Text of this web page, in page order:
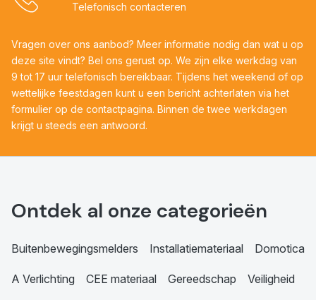
Telefonisch contacteren
Vragen over ons aanbod? Meer informatie nodig dan wat u op
deze site vindt? Bel ons gerust op. We zijn elke werkdag van
9 tot 17 uur telefonisch bereikbaar. Tijdens het weekend of op
wettelijke feestdagen kunt u een bericht achterlaten via het
formulier op de contactpagina. Binnen de twee werkdagen
krijgt u steeds een antwoord.
Ontdek al onze categorieën
Buitenbewegingsmelders Installatiemateriaal Domotica
A Verlichting CEE materiaal Gereedschap Veiligheid